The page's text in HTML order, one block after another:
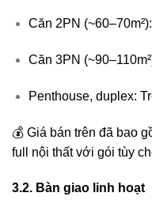
Căn 2PN
Căn 3PN
Penthouse, duplex:
💰 Giá bán trên đã bao
full nội thất với gói tùy
3.2. Bàn giao linh hoạt